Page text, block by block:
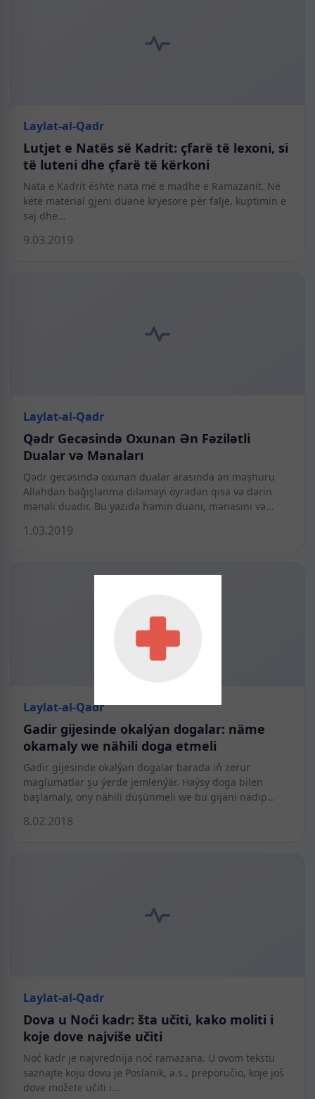
Laylat-al-Qadr
Lutjet e Natës së Kadrit: çfarë të lexoni, si
të luteni dhe çfarë të kërkoni
Nata e Kadrit është nata më e madhe e Ramazanit. Në
këtë material gjeni duanë kryesore për falje, kuptimin e
saj dhe…
9.03.2019
Laylat-al-Qadr
Qədr Gecəsində Oxunan Ən Fəzilətli
Dualar və Mənaları
Qədr gecəsində oxunan dualar arasında ən məşhuru
Allahdan bağışlanma diləməyi öyrədən qısa və dərin
mənalı duadır. Bu yazıda həmin duanı, mənasını və…
1.03.2019
Laylat-al-Qadr
Gadir gijesinde okalýan dogalar: näme
okamaly we nähili doga etmeli
Gadir gijesinde okalýan dogalar barada iň zerur
maglumatlar şu ýerde jemlenýär. Haýsy doga bilen
başlamaly, ony nähili düşünmeli we bu gijäni nädip…
8.02.2018
Laylat-al-Qadr
Dova u Noći kadr: šta učiti, kako moliti i
koje dove najviše učiti
Noć kadr je najvrednija noć ramazana. U ovom tekstu
saznajte koju dovu je Poslanik, a.s., preporučio, koje još
dove možete učiti i…